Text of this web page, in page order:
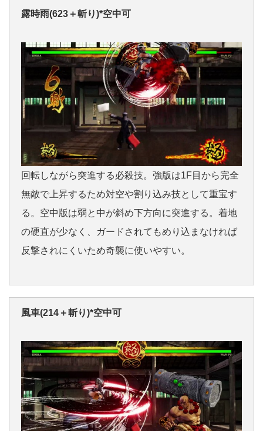
露時雨(623＋斬り)*空中可
回転しながら突進する必殺技。強版は1F目から完全
無敵で上昇するため対空や割り込み技として重宝す
る。空中版は弱と中が斜め下方向に突進する。着地
の硬直が少なく、ガードされてもめり込まなければ
反撃されにくいため奇襲に使いやすい。
風車(214＋斬り)*空中可